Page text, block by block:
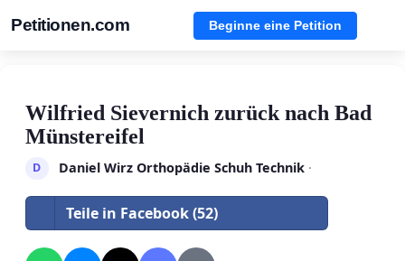
Petitionen.com Beginne eine Petition
Wilfried Sievernich zurück nach Bad
Münstereifel
D Daniel Wirz Orthopädie Schuh Technik·
Teile in Facebook (52)